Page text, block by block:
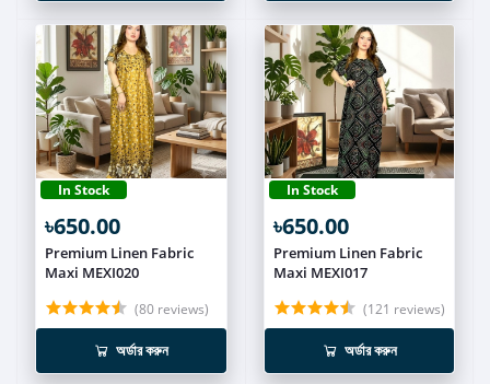
In Stock
৳650.00
Premium Linen Fabric
Maxi MEXI020
(80 reviews)
অর্ডার করুন
In Stock
৳650.00
Premium Linen Fabric
Maxi MEXI017
(121 reviews)
অর্ডার করুন